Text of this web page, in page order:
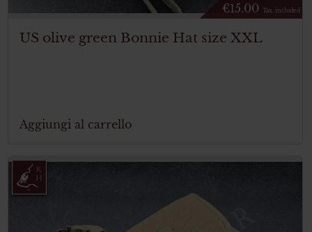
€15.00 Tax. included
US olive green Bonnie Hat size XXL
Aggiungi al carrello